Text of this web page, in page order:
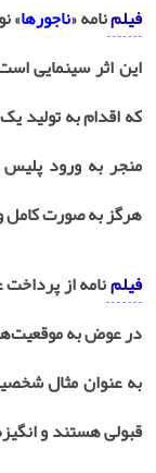
فیلم‌نامه «ناجورها»
این اثر سینمایی
که اقدام به تولید
منجر به ورود پلیس
هرگز به صورت
فیلم‌نامه از
در عوض به
به عنوان مثال
قبولی هستند و